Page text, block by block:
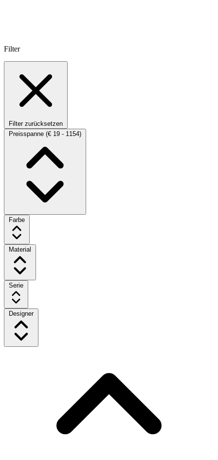
Filter
Filter zurücksetzen
Preisspanne (€ 19 - 1154)
Farbe
Material
Serie
Designer